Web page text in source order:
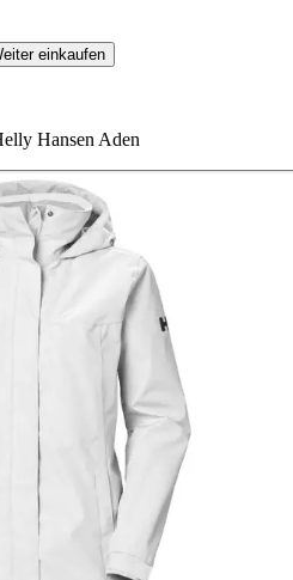
einkaufen
Hansen Aden